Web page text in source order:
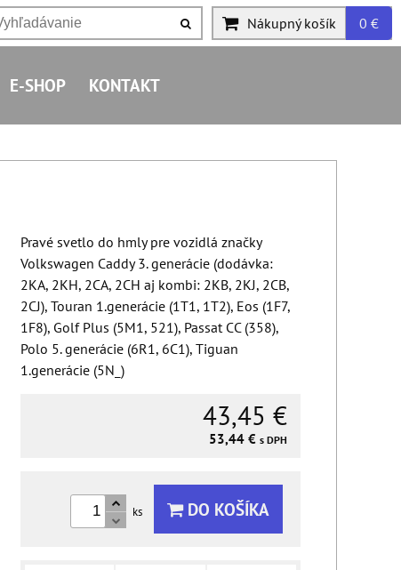
Nákupný košík 0 €
E-SHOP KONTAKT
Pravé svetlo do hmly pre vozidlá značky
Volkswagen Caddy 3. generácie (dodávka:
2KA, 2KH, 2CA, 2CH aj kombi: 2KB, 2KJ, 2CB,
2CJ), Touran 1.generácie (1T1, 1T2), Eos (1F7,
1F8), Golf Plus (5M1, 521), Passat CC (358),
Polo 5. generácie (6R1, 6C1), Tiguan
1.generácie (5N_)
43,45 €
53,44 € s DPH
ks DO KOŠÍKA